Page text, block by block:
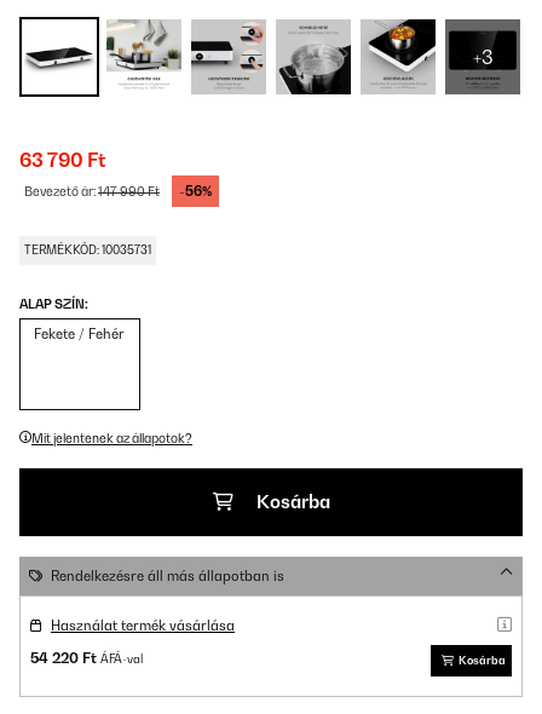
+3
63 790 Ft
Bevezető ár:147 990 Ft -56%
TERMÉKKÓD: 10035731
ALAP SZÍN:
Fekete / Fehér
Mit jelentenek az állapotok?
Kosárba
Rendelkezésre áll más állapotban is
Használat termék vásárlása
54 220 Ft ÁFÁ-val Kosárba